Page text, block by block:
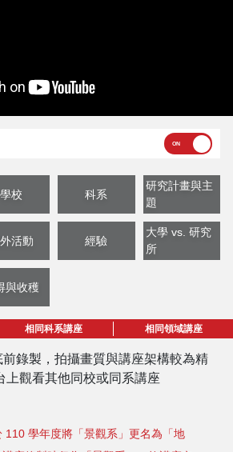
學校 科系
研究計畫與主
題
活動 經驗
大學 vs. 研究
所
與收穫
相同科系講座 相同領域講座
錄製，拍攝畫質與講座架構較為精
上觀看其他同校或同系講座
110 學年度將「景觀系」更名為「地